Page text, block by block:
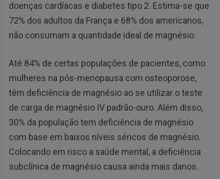
doenças cardíacas e diabetes tipo 2. Estima-se que
72% dos adultos da França e 68% dos americanos,
não consumam a quantidade ideal de magnésio.
Até 84% de certas populações de pacientes, como
mulheres na pós-menopausa com osteoporose,
têm deficiência de magnésio ao se utilizar o teste
de carga de magnésio IV padrão-ouro. Além disso,
30% da população tem deficiência de magnésio
com base em baixos níveis séricos de magnésio.
Colocando em risco a saúde mental, a deficiência
subclínica de magnésio causa ainda mais danos.